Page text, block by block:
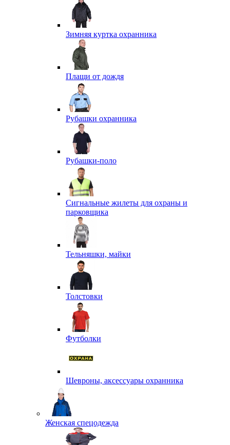
Зимняя куртка охранника
Плащи от дождя
Рубашки охранника
Рубашки-поло
Сигнальные жилеты для охраны и
парковщика
Тельняшки, майки
Толстовки
Футболки
Шевроны, аксессуары охранника
Женская спецодежда